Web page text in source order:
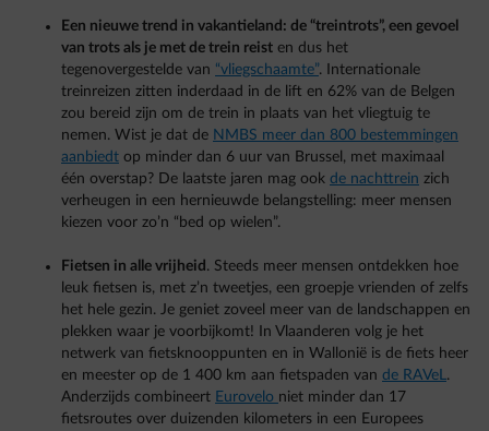
Een nieuwe trend in vakantieland: de “treintrots”, een gevoel
van trots als je met de trein reist en dus het
tegenovergestelde van “vliegschaamte”. Internationale
treinreizen zitten inderdaad in de lift en 62% van de Belgen
zou bereid zijn om de trein in plaats van het vliegtuig te
nemen. Wist je dat de NMBS meer dan 800 bestemmingen
aanbiedt op minder dan 6 uur van Brussel, met maximaal
één overstap? De laatste jaren mag ook de nachttrein zich
verheugen in een hernieuwde belangstelling: meer mensen
kiezen voor zo’n “bed op wielen”.
Fietsen in alle vrijheid . Steeds meer mensen ontdekken hoe
leuk fietsen is, met z’n tweetjes, een groepje vrienden of zelfs
het hele gezin. Je geniet zoveel meer van de landschappen en
plekken waar je voorbijkomt! In Vlaanderen volg je het
netwerk van fietsknooppunten en in Wallonië is de fiets heer
en meester op de 1 400 km aan fietspaden van de RAVeL .
Anderzijds combineert Eurovelo niet minder dan 17
fietsroutes over duizenden kilometers in een Europees